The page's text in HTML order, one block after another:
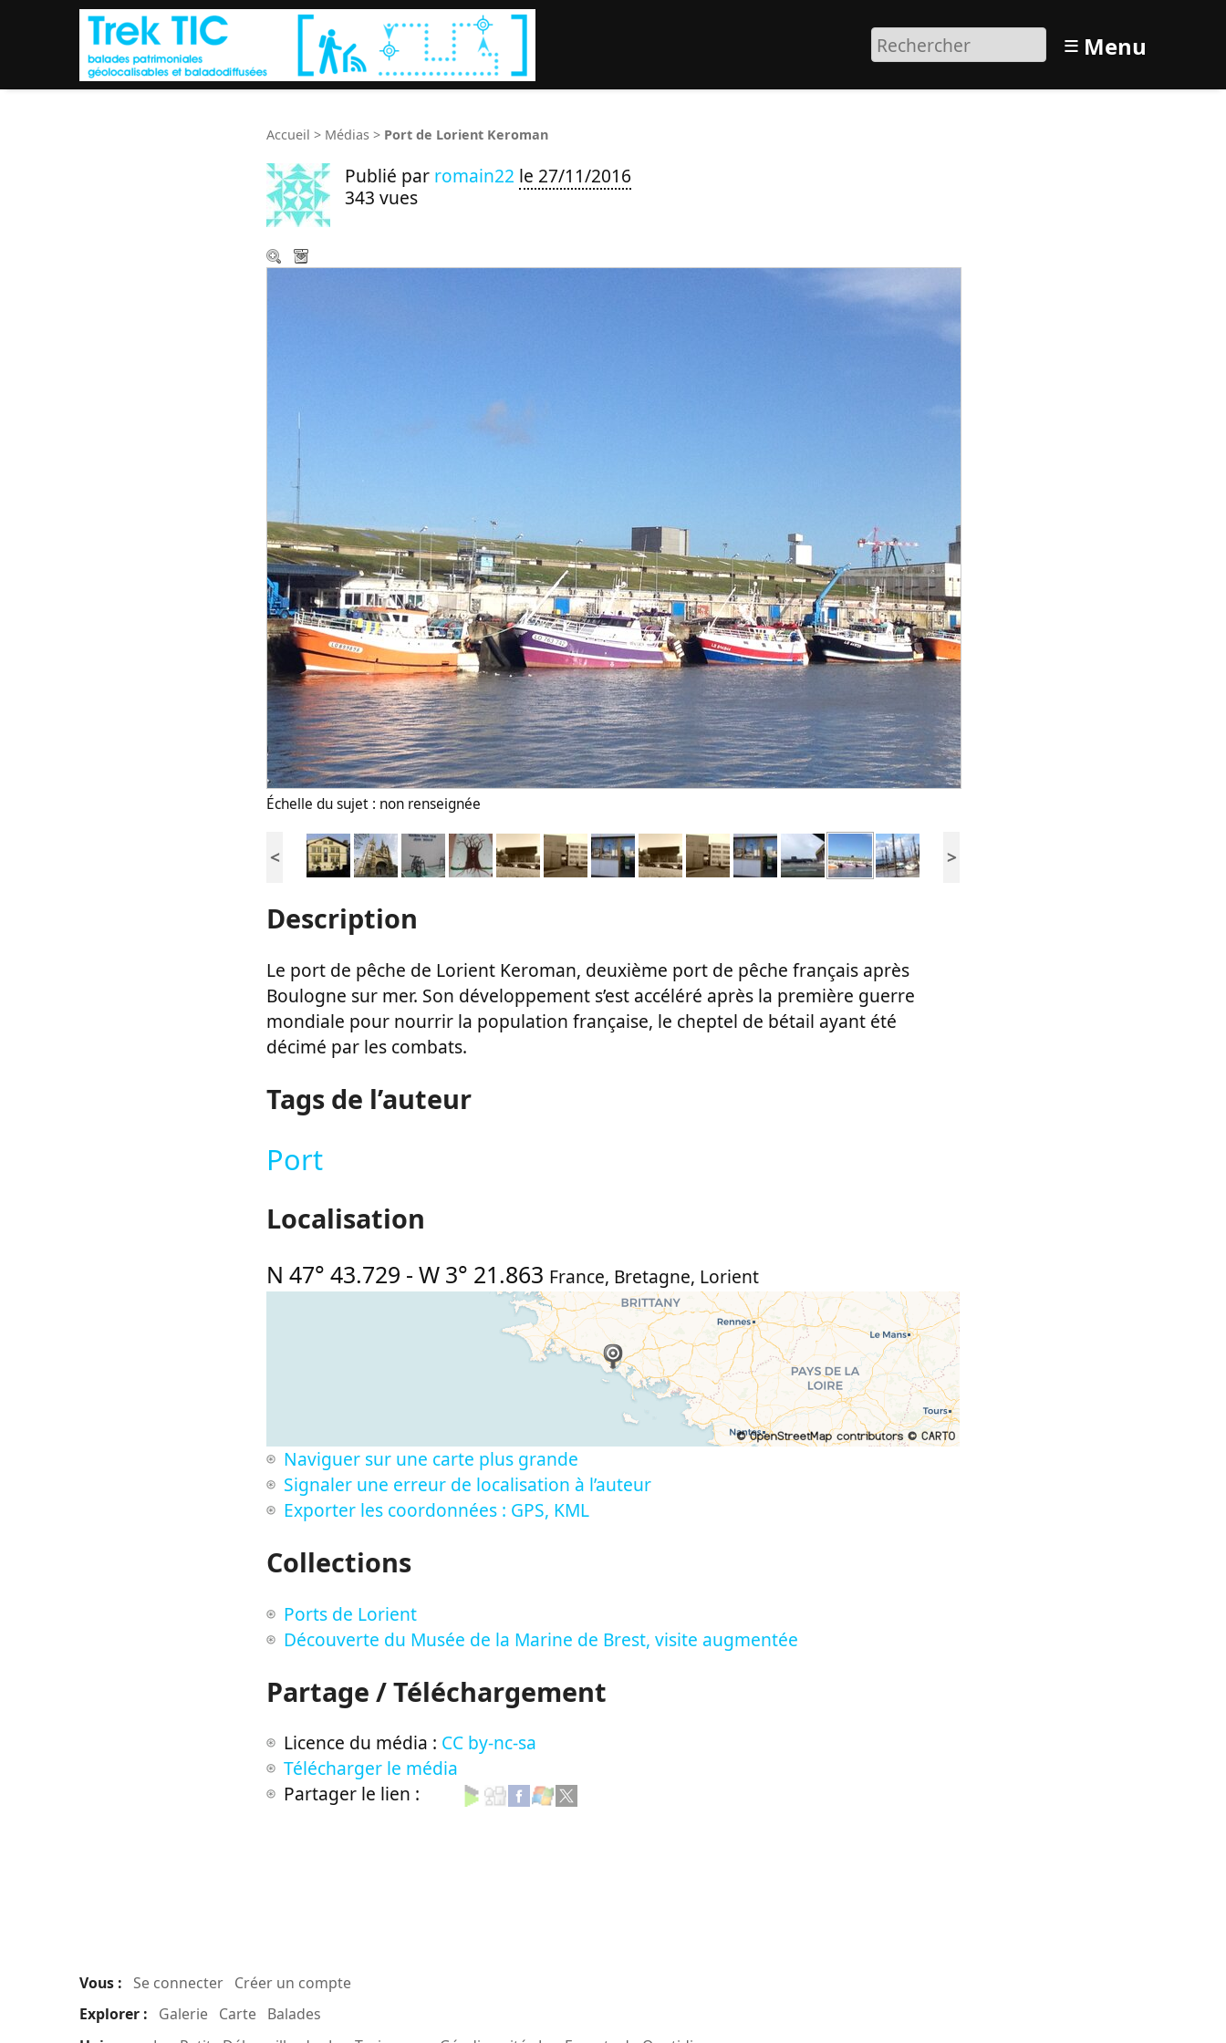
≡ Menu
Accueil > Médias > Port de Lorient Keroman
Publié par romain22 le 27/11/2016
343 vues
Échelle du sujet : non renseignée
< >
Description
Le port de pêche de Lorient Keroman, deuxième port de pêche français après
Boulogne sur mer. Son développement s’est accéléré après la première guerre
mondiale pour nourrir la population française, le cheptel de bétail ayant été
décimé par les combats.
Tags de l’auteur
Port
Localisation
N 47° 43.729 - W 3° 21.863 France, Bretagne, Lorient
Naviguer sur une carte plus grande
Signaler une erreur de localisation à l’auteur
Exporter les coordonnées : GPS, KML
Collections
Ports de Lorient
Découverte du Musée de la Marine de Brest, visite augmentée
Partage / Téléchargement
Licence du média : CC by-nc-sa
Télécharger le média
Partager le lien :
Vous : Se connecter Créer un compte
Explorer :
Galerie Carte
Balades